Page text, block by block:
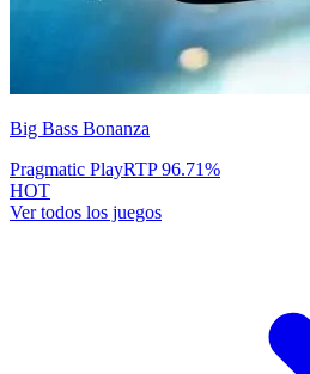
Big Bass Bonanza
Pragmatic PlayRTP96.71%
HOT
Ver todos los juegos